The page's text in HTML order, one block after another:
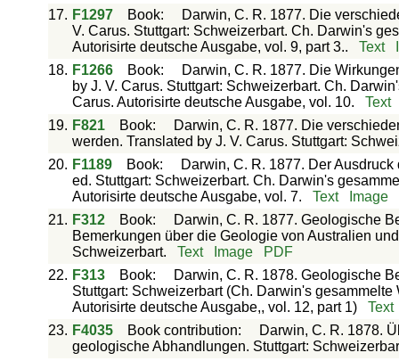
17. F1297 Book:
Darwin, C. R. 1877. Die
V. Carus. Stuttgart: Schweizerbart. Ch. Darwin's
Autorisirte deutsche Ausgabe, vol. 9, part 3..
Text
18. F1266 Book:
Darwin, C. R. 1877. Die
by J. V. Carus. Stuttgart: Schweizerbart. Ch.
Carus. Autorisirte deutsche Ausgabe, vol. 10.
Text
19. F821 Book:
Darwin, C. R. 1877. Die
werden. Translated by J. V. Carus. Stuttgart:
20. F1189 Book:
Darwin, C. R. 1877. Der
ed. Stuttgart: Schweizerbart. Ch. Darwin's
Autorisirte deutsche Ausgabe, vol. 7.
Text Image
21. F312 Book:
Darwin, C. R. 1877. Geologische
Bemerkungen über die Geologie von Australien
Schweizerbart.
Text Image
PDF
22. F313 Book:
Darwin, C. R. 1878. Geologische
Stuttgart: Schweizerbart (Ch. Darwin's
Autorisirte deutsche Ausgabe,, vol. 12, part 1)
Text
23. F4035 Book contribution:
Darwin, C. R. 1878.
geologische Abhandlungen. Stuttgart: